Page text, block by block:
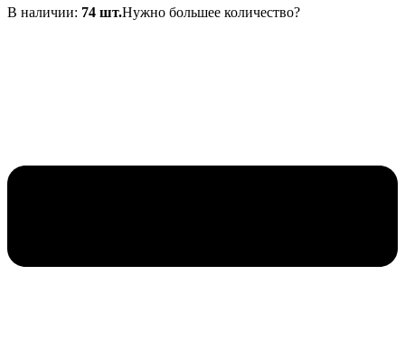
составляла
900₽.
В наличии: 74 шт.Нужно большее количество?